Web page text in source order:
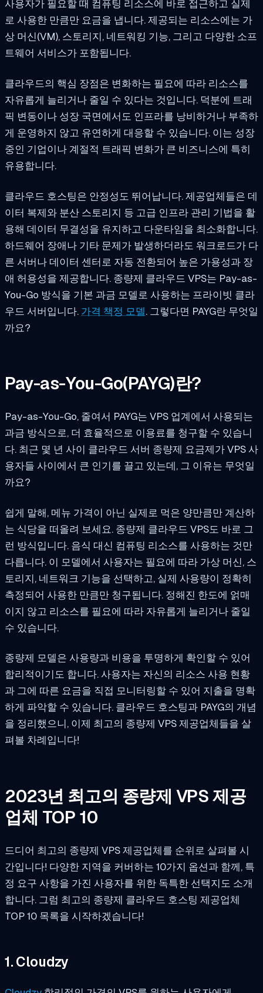
사용자가 필요할 때 컴퓨팅 리소스에 바로 접근하고 실제
로 사용한 만큼만 요금을 냅니다. 제공되는 리소스에는 가
상 머신(VM), 스토리지, 네트워킹 기능, 그리고 다양한 소프
트웨어 서비스가 포함됩니다.
클라우드의 핵심 장점은 변화하는 필요에 따라 리소스를
자유롭게 늘리거나 줄일 수 있다는 것입니다. 덕분에 트래
픽 변동이나 성장 국면에서도 인프라를 낭비하거나 부족하
게 운영하지 않고 유연하게 대응할 수 있습니다. 이는 성장
중인 기업이나 계절적 트래픽 변화가 큰 비즈니스에 특히
유용합니다.
클라우드 호스팅은 안정성도 뛰어납니다. 제공업체들은 데
이터 복제와 분산 스토리지 등 고급 인프라 관리 기법을 활
용해 데이터 무결성을 유지하고 다운타임을 최소화합니다.
하드웨어 장애나 기타 문제가 발생하더라도 워크로드가 다
른 서버나 데이터 센터로 자동 전환되어 높은 가용성과 장
애 허용성을 제공합니다. 종량제 클라우드 VPS는 Pay-as-
You-Go 방식을 기본 과금 모델로 사용하는 프라이빗 클라
우드 서버입니다. 가격 책정 모델. 그렇다면 PAYG란 무엇일
까요?
Pay-as-You-Go(PAYG)란?
Pay-as-You-Go, 줄여서 PAYG는 VPS 업계에서 사용되는
과금 방식으로, 더 효율적으로 이용료를 청구할 수 있습니
다. 최근 몇 년 사이 클라우드 서버 종량제 요금제가 VPS 사
용자들 사이에서 큰 인기를 끌고 있는데, 그 이유는 무엇일
까요?
쉽게 말해, 메뉴 가격이 아닌 실제로 먹은 양만큼만 계산하
는 식당을 떠올려 보세요. 종량제 클라우드 VPS도 바로 그
런 방식입니다. 음식 대신 컴퓨팅 리소스를 사용하는 것만
다릅니다. 이 모델에서 사용자는 필요에 따라 가상 머신, 스
토리지, 네트워크 기능을 선택하고, 실제 사용량이 정확히
측정되어 사용한 만큼만 청구됩니다. 정해진 한도에 얽매
이지 않고 리소스를 필요에 따라 자유롭게 늘리거나 줄일
수 있습니다.
종량제 모델은 사용량과 비용을 투명하게 확인할 수 있어
합리적이기도 합니다. 사용자는 자신의 리소스 사용 현황
과 그에 따른 요금을 직접 모니터링할 수 있어 지출을 명확
하게 파악할 수 있습니다. 클라우드 호스팅과 PAYG의 개념
을 정리했으니, 이제 최고의 종량제 VPS 제공업체들을 살
펴볼 차례입니다!
2023년 최고의 종량제 VPS 제공
업체 TOP 10
드디어 최고의 종량제 VPS 제공업체를 순위로 살펴볼 시
간입니다! 다양한 지역을 커버하는 10가지 옵션과 함께, 특
정 요구 사항을 가진 사용자를 위한 독특한 선택지도 소개
합니다. 그럼 최고의 종량제 클라우드 호스팅 제공업체
TOP 10 목록을 시작하겠습니다!
1. Cloudzy